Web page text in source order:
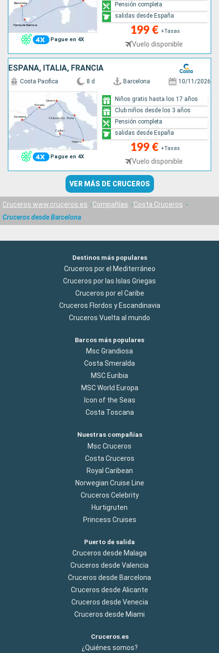
Pague en 4X
199 € +Tasas
Vuelo disponible
Pensión completa
salidas desde España
ESPAÑA, ITALIA, FRANCIA
Pague en 4X
Costa Pacifica 8 d Barcelona 10/11/2026
199 € +Tasas
Vuelo disponible
Niños gratis hasta los 17 años
Club niños desde los 3 años
Pensión completa
salidas desde España
VER MÁS DE CRUCEROS
Cruceros www.cruceros.es Compañías
Costa Cruceros
Cruceros desde Barcelona
Destinos más populares
Cruceros por el Mediterráneo
Cruceros por las Islas Griegas
Cruceros por el Caribe
Cruceros Flordos y Escandinavia
Cruceros Vuelta al mundo
Barcos más populares
Msc Grandiosa
Costa Smeralda
MSC Euribia
MSC World Europa
Icon of the Seas
Costa Toscana
Nuestras compañías
Msc Cruceros
Costa Cruceros
Royal Caribean
Norwegian Cruise Line
Cruceros Celebrity
Hurtigruten
Princess Cruises
Puerto de salida
Cruceros desde Malaga
Cruceros desde Valencia
Cruceros desde Barcelona
Cruceros desde Alicante
Cruceros desde Venecia
Cruceros desde Miami
Cruceros.es
¿Quiénes somos?